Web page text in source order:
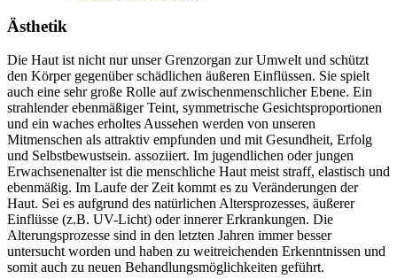
Ästhetik
Die Haut ist nicht nur unser Grenzorgan zur Umwelt und schützt
den Körper gegenüber schädlichen äußeren Einflüssen. Sie spielt
auch eine sehr große Rolle auf zwischenmenschlicher Ebene. Ein
strahlender ebenmäßiger Teint, symmetrische Gesichtsproportionen
und ein waches erholtes Aussehen werden von unseren
Mitmenschen als attraktiv empfunden und mit Gesundheit, Erfolg
und Selbstbewustsein. assoziiert. Im jugendlichen oder jungen
Erwachsenenalter ist die menschliche Haut meist straff, elastisch und
ebenmäßig. Im Laufe der Zeit kommt es zu Veränderungen der
Haut. Sei es aufgrund des natürlichen Altersprozesses, äußerer
Einflüsse (z.B. UV-Licht) oder innerer Erkrankungen. Die
Alterungsprozesse sind in den letzten Jahren immer besser
untersucht worden und haben zu weitreichenden Erkenntnissen und
somit auch zu neuen Behandlungsmöglichkeiten geführt.